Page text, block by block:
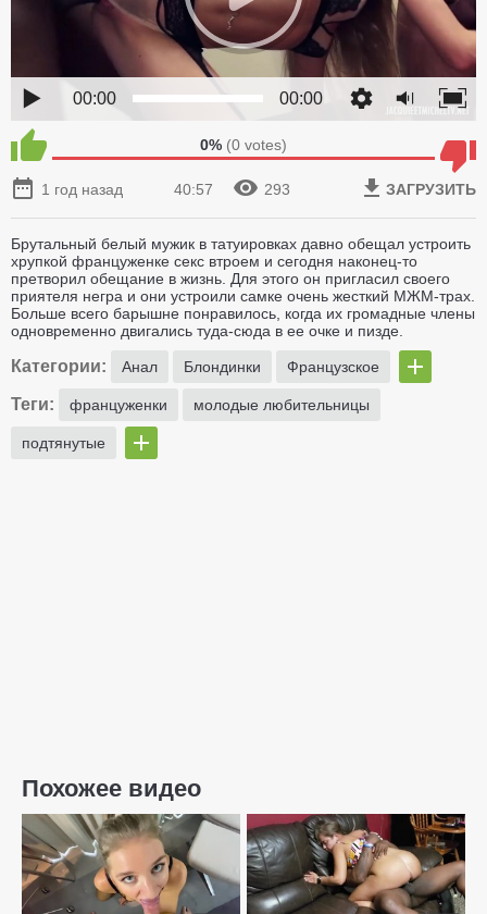
00:00 00:00
0% (0 votes)
1 год назад 40:57 293 ЗАГРУЗИТЬ
Брутальный белый мужик в татуировках давно обещал устроить
хрупкой француженке секс втроем и сегодня наконец-то
претворил обещание в жизнь. Для этого он пригласил своего
приятеля негра и они устроили самке очень жесткий МЖМ-трах.
Больше всего барышне понравилось, когда их громадные члены
одновременно двигались туда-сюда в ее очке и пизде.
Категории: Анал Блондинки Французское
Теги: француженки молодые любительницы
подтянутые
Похожее видео